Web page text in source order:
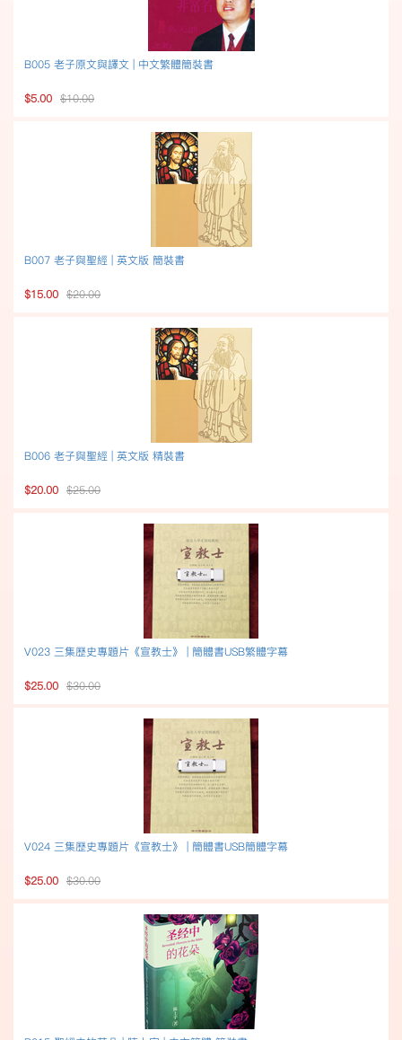
B005 老子原文與譯文 | 中文繁體簡裝書
$5.00 $10.00
B007 老子與聖經 | 英文版 簡裝書
$15.00 $20.00
B006 老子與聖經 | 英文版 精裝書
$20.00 $25.00
V023 三集歷史專題片《宣教士》 | 簡體書USB繁體字幕
$25.00 $30.00
V024 三集歷史專題片《宣教士》 | 簡體書USB簡體字幕
$25.00 $30.00